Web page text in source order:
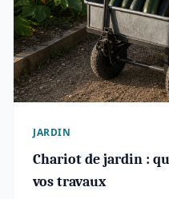
JARDIN
Chariot de jardin :
vos travaux